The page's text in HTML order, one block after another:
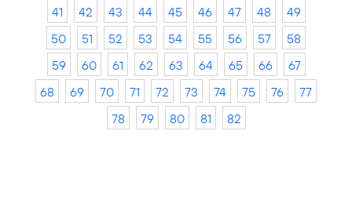
41
42 43 44 45 46 47 48
49
50
51 52 53 54 55 56 57
58
59
60 61 62 63 64 65 66
67
68
69 70 71 72 73 74 75 76
77
78
79 80 81 82